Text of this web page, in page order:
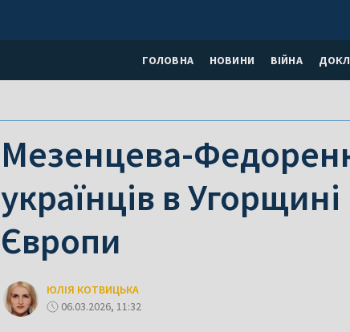
ГОЛОВНА НОВИНИ ВІЙНА
Мезенцева-
українців в
Європи
ЮЛІЯ КОТВИЦЬКА
06.03.2026, 11:32